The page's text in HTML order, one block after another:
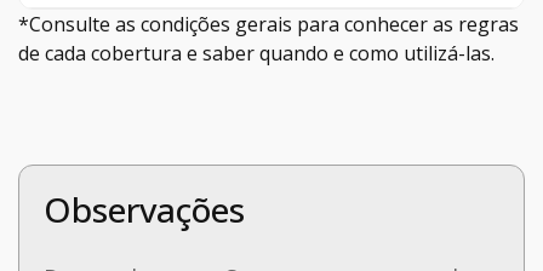
*Consulte as condições gerais para conhecer as regras
de cada cobertura e saber quando e como utilizá-las.
Observações